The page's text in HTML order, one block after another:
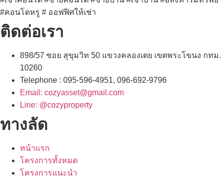
#คอนโดหรู # ออฟฟิศให้เช่า
ติดต่อเรา
898/57 ซอย สุขุมวิท 50 แขวงคลองเตย เขตพระโขนง กทม.
10260
Telephone : 095-596-4951, 096-692-9796
Email: cozyasset@gmail.com
Line: @cozyproperty
ทางลัด
หน้าแรก
โครงการทั้งหมด
โครงการแนะนำ